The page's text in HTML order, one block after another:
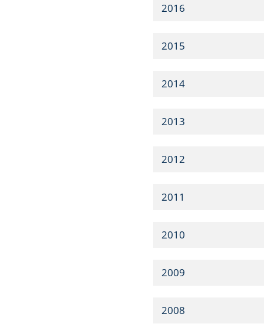
2016
2015
2014
2013
2012
2011
2010
2009
2008